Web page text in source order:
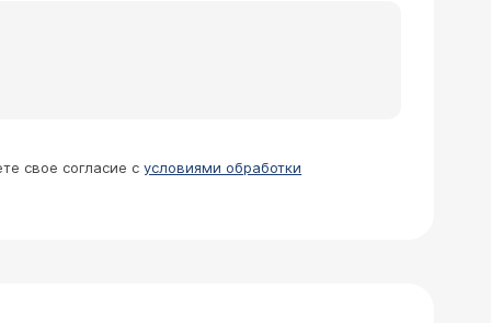
в горле, иногда затруднение
свое согласие сусловиями обработки